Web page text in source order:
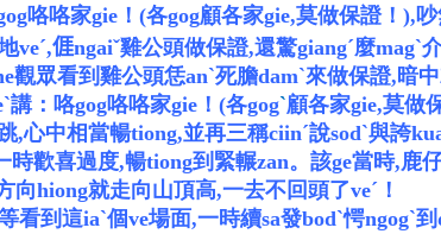
咯咯家gie！(各gog顧各家gie,莫做保證！),吵
veˊ,𠊎ngaiˇ雞公頭做保證,還驚giangˊ麼magˋ
眾看到雞公頭恁anˋ死膽damˋ來做保證,暗
講：咯gog咯咯家gie！(各gogˋ顧各家gie,莫做
心中相當暢tiong,並再三稱ciinˊ說sodˋ與誇
歡喜過度,暢tiong到緊輾zan。該ge當時,鹿
hiong就走向山頂高,一去不回頭了veˊ！
看到這iaˋ個ve場面,一時續sa發bodˋ愕